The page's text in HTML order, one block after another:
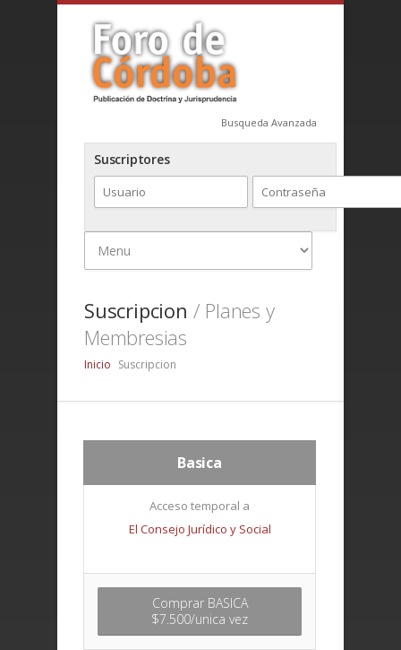
Busqueda Avanzada
Suscriptores
Suscripcion / Planes y
Membresias
Inicio Suscripcion
Basica
Acceso temporal a
El Consejo Jurídico y Social
Comprar BASICA
$7.500/unica vez